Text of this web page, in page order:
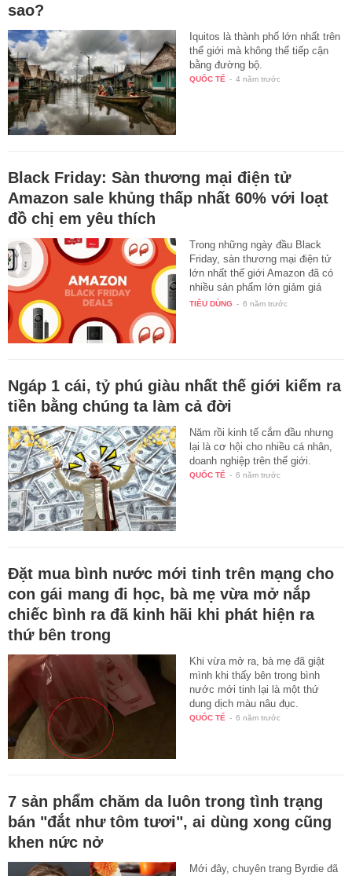
sao?
Iquitos là thành phố lớn nhất trên
thế giới mà không thể tiếp cận
bằng đường bộ.
QUỐC TẾ - 4 năm trước
Black Friday: Sàn thương mại điện tử
Amazon sale khủng thấp nhất 60% với loạt
đồ chị em yêu thích
Trong những ngày đầu Black
Friday, sàn thương mại điện tử
lớn nhất thế giới Amazon đã có
nhiều sản phẩm lớn giảm giá
cho…
TIÊU DÙNG - 6 năm trước
Ngáp 1 cái, tỷ phú giàu nhất thế giới kiếm ra
tiền bằng chúng ta làm cả đời
Năm rồi kinh tế cắm đầu nhưng
lại là cơ hội cho nhiều cá nhân,
doanh nghiệp trên thế giới.
QUỐC TẾ - 6 năm trước
Đặt mua bình nước mới tinh trên mạng cho
con gái mang đi học, bà mẹ vừa mở nắp
chiếc bình ra đã kinh hãi khi phát hiện ra
thứ bên trong
Khi vừa mở ra, bà mẹ đã giật
mình khi thấy bên trong bình
nước mới tinh lại là một thứ
dung dịch màu nâu đục.
QUỐC TẾ - 6 năm trước
7 sản phẩm chăm da luôn trong tình trạng
bán "đắt như tôm tươi", ai dùng xong cũng
khen nức nở
Mới đây, chuyên trang Byrdie đã